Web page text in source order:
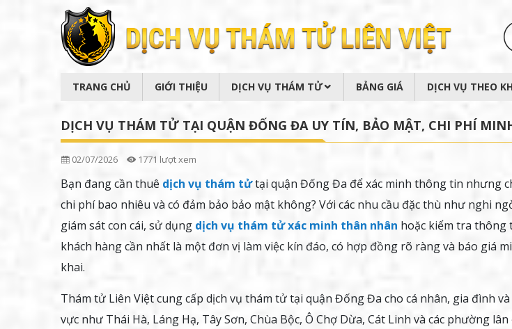
TRANG CHỦ GIỚI THIỆU DỊCH VỤ THÁM TỬ BẢNG GIÁ DỊCH VỤ THEO
DỊCH VỤ THÁM TỬ TẠI QUẬN ĐỐNG ĐA UY TÍN, BẢO MẬT, CHI PHÍ
02/07/2026 1771 lượt xem
Bạn đang cần thuê dịch vụ thám tửtại quận Đống Đa để xác minh thông tin nhưng
chi phí bao nhiêu và có đảm bảo bảo mật không? Với các nhu cầu đặc thù như nghi
giám sát con cái, sử dụng dịch vụ thám tử xác minh thân nhân hoặc kiểm tra thông
khách hàng cần nhất là một đơn vị làm việc kín đáo, có hợp đồng rõ ràng và báo giá
khai.
Thám tử Liên Việt cung cấp dịch vụ thám tử tại quận Đống Đa cho cá nhân, gia đình
vực như Thái Hà, Láng Hạ, Tây Sơn, Chùa Bộc, Ô Chợ Dừa, Cát Linh và các phường